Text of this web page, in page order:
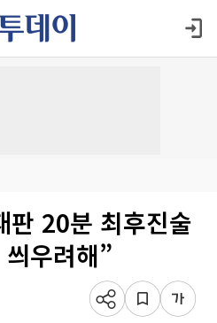
판 20분 최후진술
우려해”